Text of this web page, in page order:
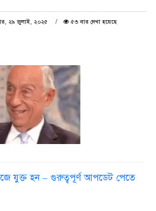
২৯ জুলাই, ২০২৫ ৫৩ বার দেখা হয়েছে
যুক্ত হন – গুরুত্বপূর্ণ আপডেট পেতে